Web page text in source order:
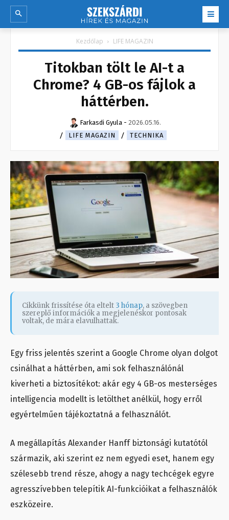
Kezdőlap LIFE MAGAZIN
Titokban tölt le AI-t a
Chrome? 4 GB-os fájlok a
háttérben.
Farkasdi Gyula - 2026.05.16.
LIFE MAGAZIN
TECHNIKA
Cikkünk frissítése óta eltelt 3 hónap, a szövegben
szereplő információk a megjelenéskor pontosak
voltak, de mára elavulhattak.
Egy friss jelentés szerint a Google Chrome olyan dolgot
csinálhat a háttérben, ami sok felhasználónál
kiverheti a biztosítékot: akár egy 4 GB-os mesterséges
intelligencia modellt is letölthet anélkül, hogy erről
egyértelműen tájékoztatná a felhasználót.
A megállapítás Alexander Hanff biztonsági kutatótól
származik, aki szerint ez nem egyedi eset, hanem egy
szélesebb trend része, ahogy a nagy techcégek egyre
agresszívebben telepítik AI-funkcióikat a felhasználók
eszközeire.